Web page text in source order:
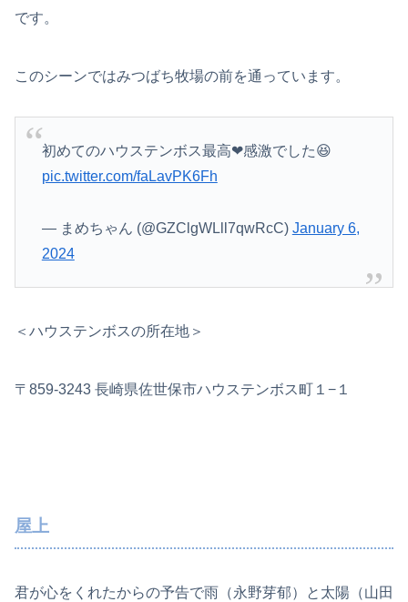
です。
このシーンではみつばち牧場の前を通っています。
初めてのハウステンボス最高❤感激でした😆
pic.twitter.com/faLavPK6Fh
— まめちゃん (@GZClgWLll7qwRcC) January 6,
2024
＜ハウステンボスの所在地＞
〒859-3243 長崎県佐世保市ハウステンボス町１−１
屋上
君が心をくれたからの予告で雨（永野芽郁）と太陽（山田